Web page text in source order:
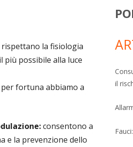
la fisiologia
più possibile alla luce
fortuna abbiamo a
consentono a
e la prevenzione dello
il